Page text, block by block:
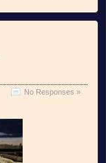
No Responses »